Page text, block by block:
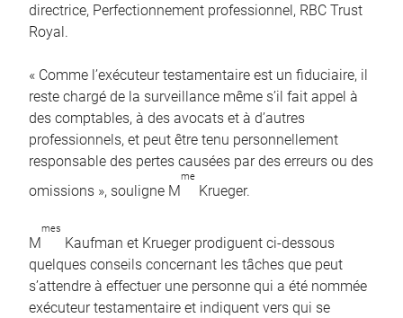
directrice, Perfectionnement professionnel, RBC Trust
Royal.
« Comme l’exécuteur testamentaire est un fiduciaire, il
reste chargé de la surveillance même s’il fait appel à
des comptables, à des avocats et à d’autres
professionnels, et peut être tenu personnellement
responsable des pertes causées par des erreurs ou des
omissions », souligne M
me
Krueger.
M
mes
Kaufman et Krueger prodiguent ci-dessous
quelques conseils concernant les tâches que peut
s’attendre à effectuer une personne qui a été nommée
exécuteur testamentaire et indiquent vers qui se